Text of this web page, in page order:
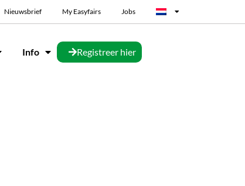
Nieuwsbrief My Easyfairs Jobs
Info Registreer hier